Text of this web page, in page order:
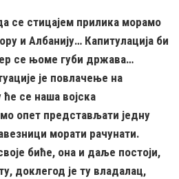
се стицајем прилика морамо
и Албанију… Капитулација би
се њоме губи држава…
је повлачење на
ће се наша војска
опет представљати једну
морати рачунати.
биће, она и даље постоји,
доклегод је ту владалац,